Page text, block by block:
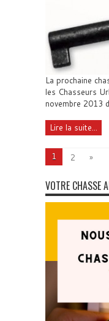
La prochaine
les Chasseurs
novembre 2013
Lire la suite...
1 2 »
VOTRE CHASSE